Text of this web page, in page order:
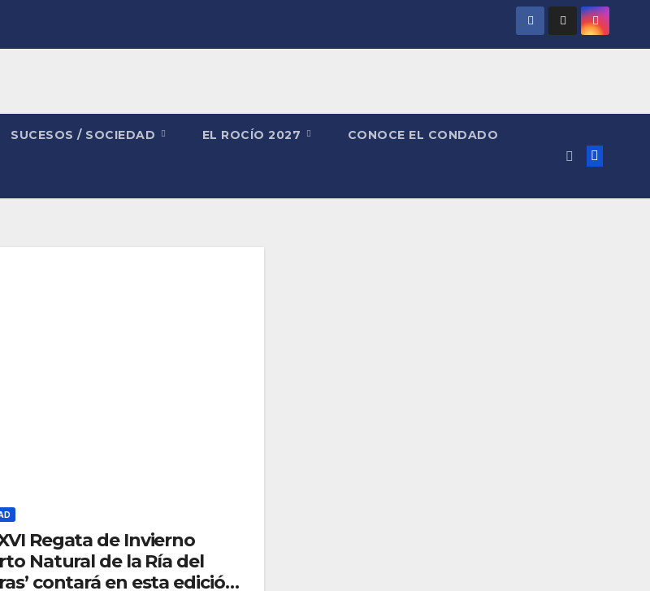
SUCESOS / SOCIEDAD EL ROCÍO 2027 CONOCE EL CONDADO
Regata de Invierno
Natural de la Ría del
contará en esta edición